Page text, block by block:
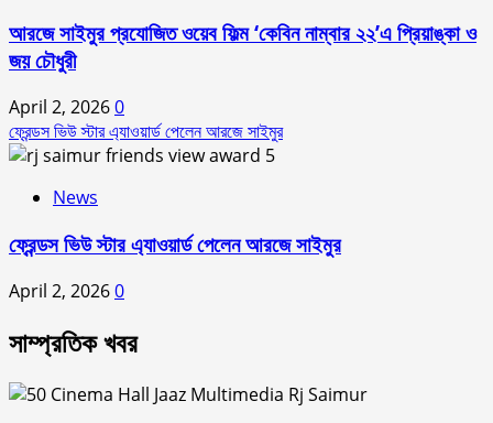
আরজে সাইমুর প্রযোজিত ওয়েব ফিল্ম ‘কেবিন নাম্বার ২২’এ প্রিয়াঙ্কা ও
জয় চৌধুরী
April 2, 20260
ফ্রেন্ডস ভিউ স্টার এ্যাওয়ার্ড পেলেন আরজে সাইমুর
5
News
ফ্রেন্ডস ভিউ স্টার এ্যাওয়ার্ড পেলেন আরজে সাইমুর
April 2, 20260
সাম্প্রতিক খবর